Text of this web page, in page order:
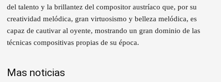
del talento y la brillantez del compositor austríaco que, por su
creatividad melódica, gran virtuosismo y belleza melódica, es
capaz de cautivar al oyente, mostrando un gran dominio de las
técnicas compositivas propias de su época.
Mas noticias